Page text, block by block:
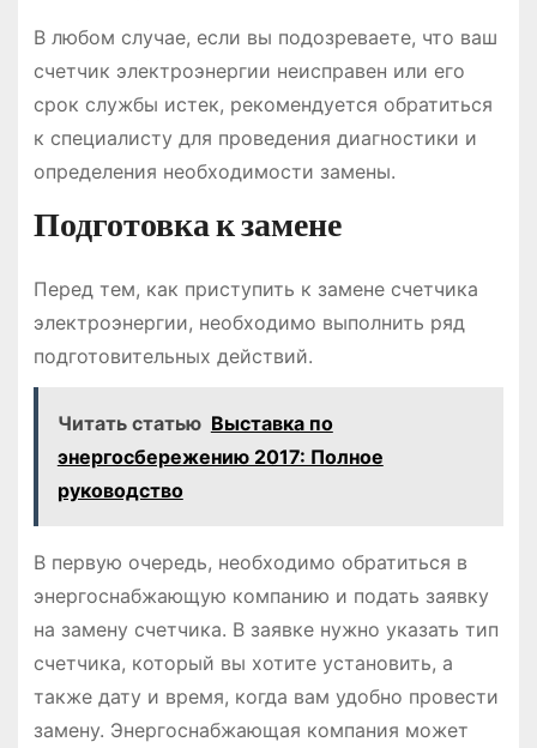
В любом случае, если вы подозреваете, что ваш
счетчик электроэнергии неисправен или его
срок службы истек, рекомендуется обратиться
к специалисту для проведения диагностики и
определения необходимости замены.
Подготовка к замене
Перед тем, как приступить к замене счетчика
электроэнергии, необходимо выполнить ряд
подготовительных действий.
Читать статью Выставка по
энергосбережению 2017: Полное
руководство
В первую очередь, необходимо обратиться в
энергоснабжающую компанию и подать заявку
на замену счетчика. В заявке нужно указать тип
счетчика, который вы хотите установить, а
также дату и время, когда вам удобно провести
замену. Энергоснабжающая компания может